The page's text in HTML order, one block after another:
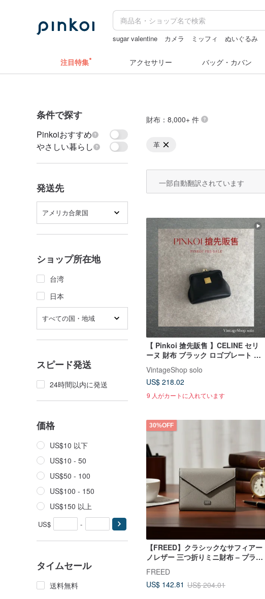
sugar valentine カメラ ミッフィ ぬいぐるみ
注目特集 アクセサリー バッグ・カバン
条件で探す
Pinkoiおすすめ
やさしい暮らし
発送先
アメリカ合衆国
ショップ所在地
台湾
日本
すべての国・地域
スピード発送
24時間以内に発送
価格
US$10 以下
US$10 - 50
US$50 - 100
US$100 - 150
US$150 以上
US$ -
タイムセール
送料無料
財布 ：8,000+ 件
革
一部自動翻訳されています
【 Pinkoi 搶先販售 】CELINE セリ
ーヌ 財布 ブラック ロゴプレート レ
VintageShop solo
US$ 218.02
9 人がカートに入れています
30%OFF
【FREED】クラシックなサフィアー
ノレザー 三つ折りミニ財布 – プラチ
FREED
US$ 142.81 US$ 204.01